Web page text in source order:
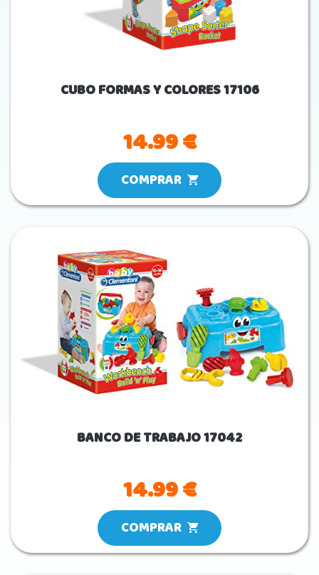
CUBO FORMAS Y COLORES 17106
14.99 €
COMPRAR
BANCO DE TRABAJO 17042
14.99 €
COMPRAR